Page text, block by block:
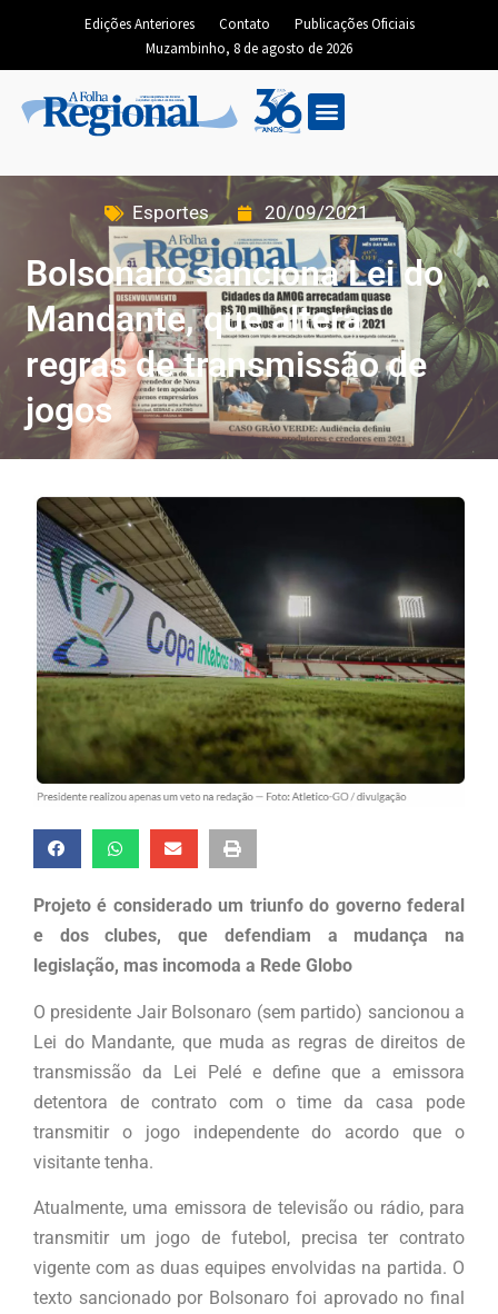
Edições Anteriores Contato
Publicações Oficiais
Muzambinho, 8 de agosto de 2026
Esportes 20/09/2021
Bolsonaro sanciona Lei do
Mandante, que altera
regras de transmissão de
jogos
Projeto é considerado um triunfo do governo federal
e dos clubes, que defendiam a mudança na
legislação, mas incomoda a Rede Globo
O presidente Jair Bolsonaro (sem partido) sancionou a
Lei do Mandante, que muda as regras de direitos de
transmissão da Lei Pelé e define que a emissora
detentora de contrato com o time da casa pode
transmitir o jogo independente do acordo que o
visitante tenha.
Atualmente, uma emissora de televisão ou rádio, para
transmitir um jogo de futebol, precisa ter contrato
vigente com as duas equipes envolvidas na partida. O
texto sancionado por Bolsonaro foi aprovado no final